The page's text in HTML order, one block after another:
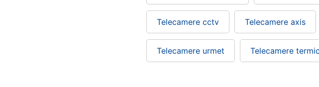
Telecamere cctv Telecamere axis
Telecamere urmet Telecamere